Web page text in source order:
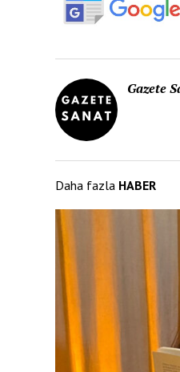
Gazete
Daha fazla HABER